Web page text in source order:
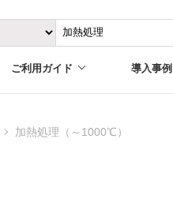
ご利用ガイド 導入事例
加熱処理（～1000℃）